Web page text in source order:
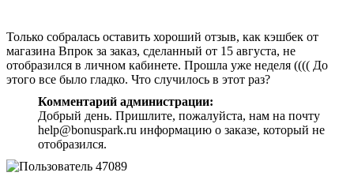
Только собралась оставить хороший отзыв, как кэшбек от
магазина Впрок за заказ, сделанный от 15 августа, не
отобразился в личном кабинете. Прошла уже неделя (((( До
этого все было гладко. Что случилось в этот раз?
Комментарий администрации:
Добрый день. Пришлите, пожалуйста, нам на почту
help@bonuspark.ru информацию о заказе, который не
отобразился.